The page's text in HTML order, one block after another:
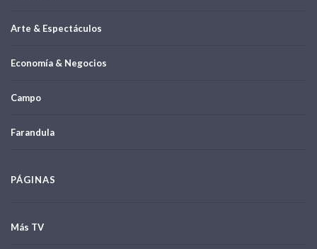
Arte & Espectáculos
Economía & Negocios
Campo
Farandula
PÁGINAS
Más TV